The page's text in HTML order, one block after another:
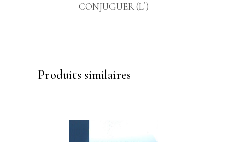
CONJUGUER (L`)
Produits similaires